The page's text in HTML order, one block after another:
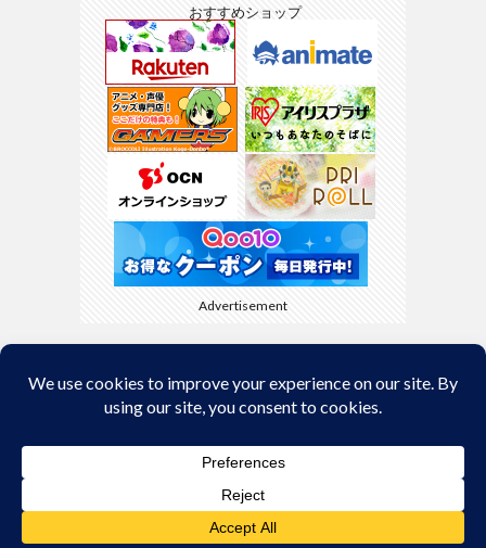
おすすめショップ
Advertisement
Back to Top
© Copyright 2026kyamaBlog